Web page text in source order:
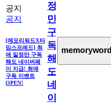
공지
공지
[메모리워드X타
임스프레드] 최
애 일정만 구독
해도 네이버페
이 지급! 최애
구독 이벤트
OPEN!
정
만
구
독
해
도
네
이
memoryword